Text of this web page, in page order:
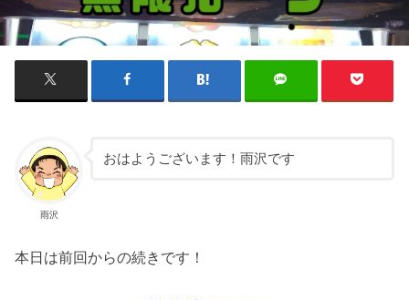
雨沢
おはようございます！雨沢です
本日は前回からの続きです！